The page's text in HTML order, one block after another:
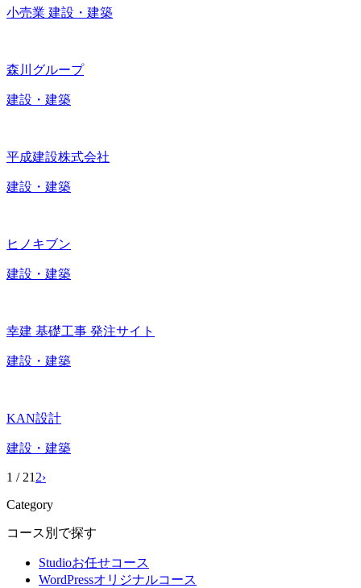
小売業 建設・建築
森川グループ
建設・建築
平成建設株式会社
建設・建築
ヒノキブン
建設・建築
幸建 基礎工事 発注サイト
建設・建築
KAN設計
建設・建築
1 / 21 2›
Category
コース別で探す
Studioお任せコース
WordPressオリジナルコース